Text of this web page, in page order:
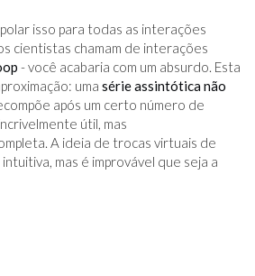
isso para todas as interações
cientistas chamam de interações
- você acabaria com um absurdo. Esta
uma série assintótica não
após um certo número de
útil, mas
A ideia de trocas virtuais de
mas é improvável que seja a